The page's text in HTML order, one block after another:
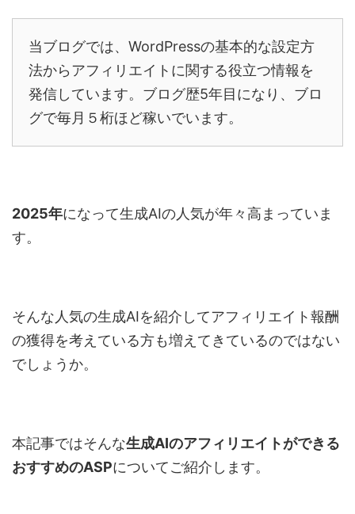
当ブログでは、 WordPressの基本的な設定方
法からアフィリエイトに関する役立つ情報を
発信しています。ブログ歴5年目になり、ブロ
グで毎月５桁ほど稼いでいます。
2025年になって生成AIの人気が年々高まっていま
す。
そんな人気の生成AIを紹介してアフィリエイト報酬
の獲得を考えている方も増えてきているのではない
でしょうか。
本記事ではそんな生成AIのアフィリエイトができる
おすすめのASPについてご紹介します。